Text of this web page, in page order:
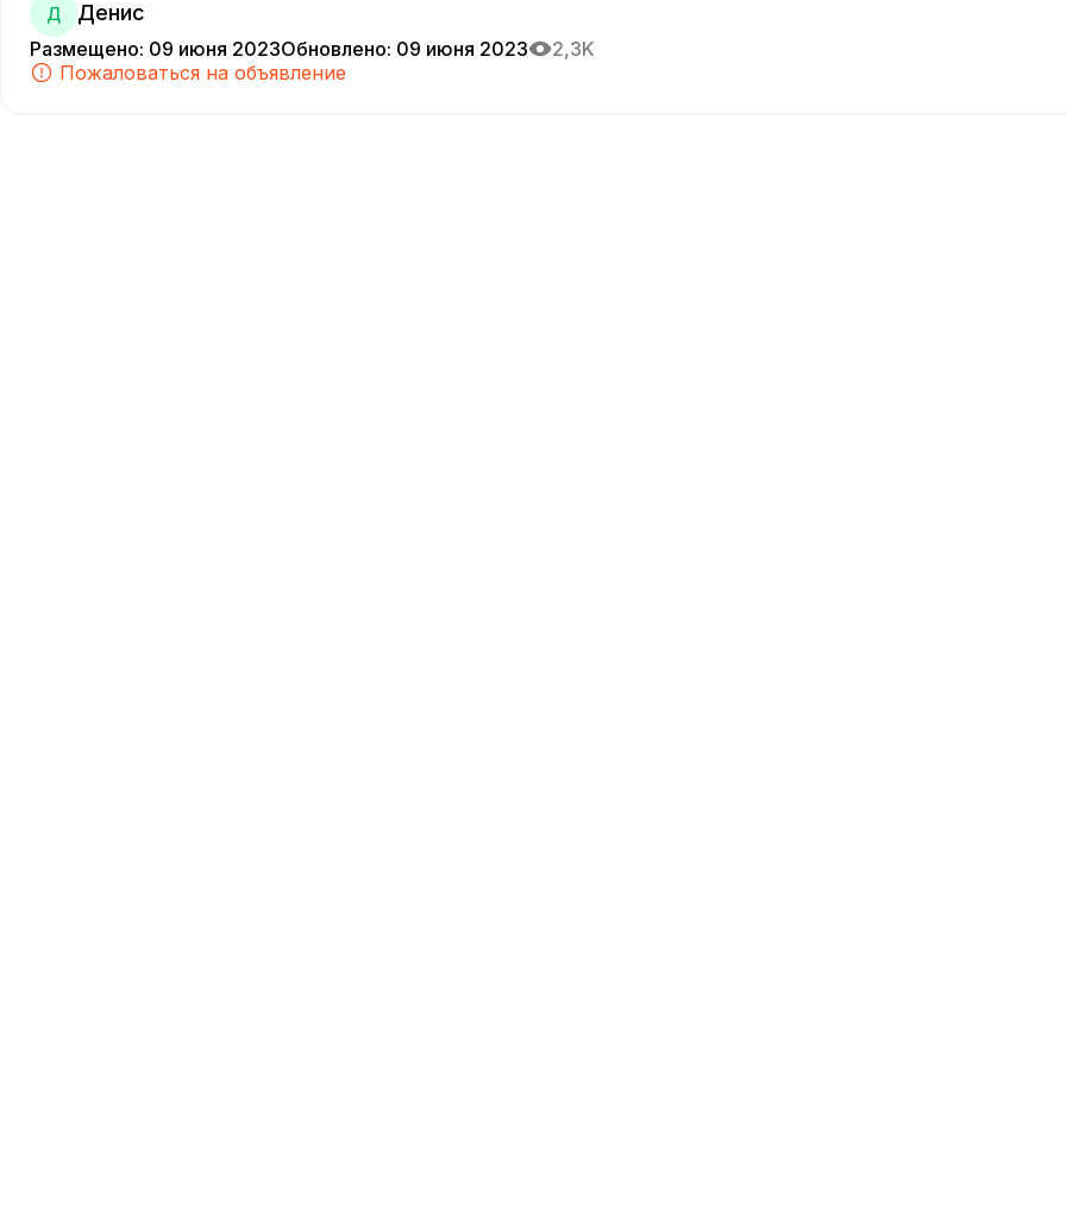
Д Денис
Размещено: 09 июня 2023Обновлено: 09 июня 2023
2,3K
Пожаловаться на объявление